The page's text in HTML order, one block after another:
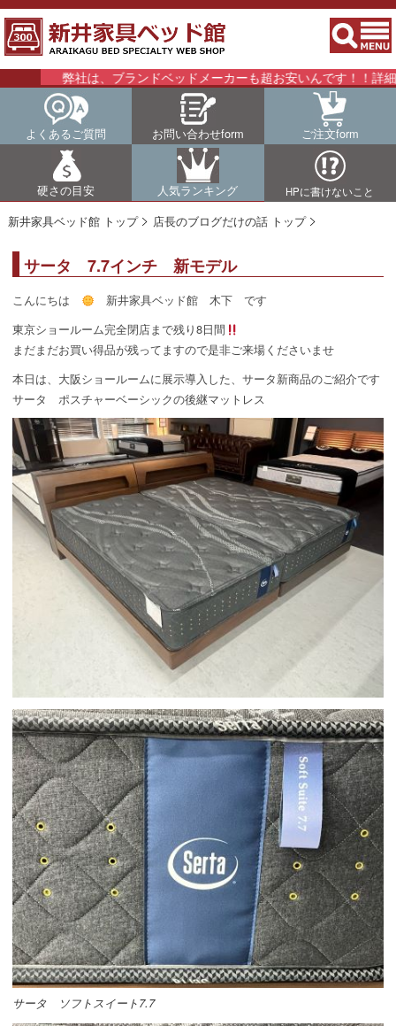
弊社は、ブランドベッドメーカーも超お安いんです！！詳細はこ
よくあるご質問 お問い合わせform ご注文form
硬さの目安 人気ランキング HPに書けないこと
新井家具ベッド館 トップ 店長のブログだけの話 トップ
サータ 7.7インチ 新モデル
こんにちは
新井家具ベッド館 木下 です
東京ショールーム完全閉店まで残り8日間
まだまだお買い得品が残ってますので是非ご来場くださいませ
本日は、大阪ショールームに展示導入した、サータ新商品のご紹介です
サータ ポスチャーベーシックの後継マットレス
サータ ソフトスイート7.7